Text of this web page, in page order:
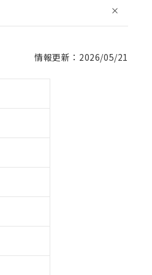
情報更新：2026/05/21